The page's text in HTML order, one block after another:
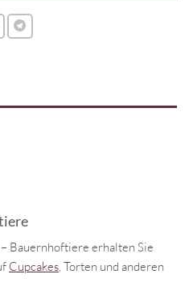
Bauernhoftiere erhalten Sie
Cupcakes, Torten und anderen